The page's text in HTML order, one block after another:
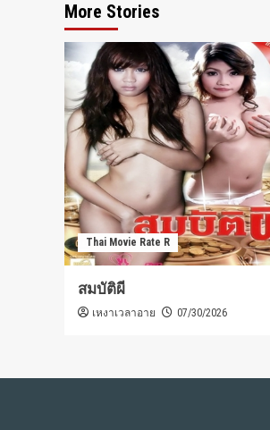
More Stories
Thai Movie Rate R
สมบัติผี
เหงาเวลาอาย 07/30/2026